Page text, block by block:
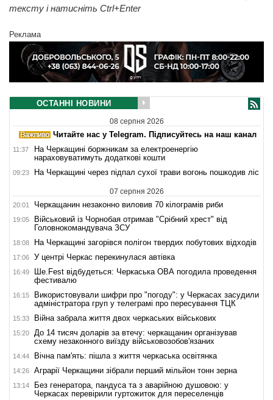
тексту і натисніть Ctrl+Enter
Реклама
ОСТАННІ НОВИНИ
08 серпня 2026
Читайте нас у Telegram. Підписуйтесь на наш канал
11:37
На Черкащині боржникам за електроенергію
нараховуватимуть додаткові кошти
09:23 На Черкащині через підпал сухої трави вогонь пошкодив ліс
07 серпня 2026
20:01 Черкащанин незаконно виловив 70 кілограмів риби
19:05
Військовий із Чорнобая отримав "Срібний хрест" від
Головнокомандувача ЗСУ
18:08 На Черкащині загорівся полігон твердих побутових відходів
17:06 У центрі Черкас перекинулася автівка
16:49
Ше.Fest відбудеться: Черкаська ОВА погодила проведення
фестивалю
16:15
Використовували шифри про "погоду": у Черкасах засудили
адміністратора груп у телеграмі про пересування ТЦК
15:33 Війна забрала життя двох черкаських військових
15:20
До 14 тисяч доларів за втечу: черкащанин організував
схему незаконного виїзду військовозобов'язаних
14:44 Вічна пам'ять: пішла з життя черкаська освітянка
14:26 Аграрії Черкащини зібрали перший мільйон тонн зерна
13:14
Без генератора, пандуса та з аварійною душовою: у
Черкасах перевірили гуртожиток для переселенців